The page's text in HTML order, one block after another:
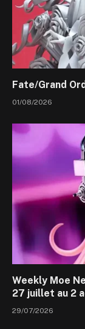
Fate/Grand
01/08/2026
Weekly Moe
27 juillet au 2
29/07/2026